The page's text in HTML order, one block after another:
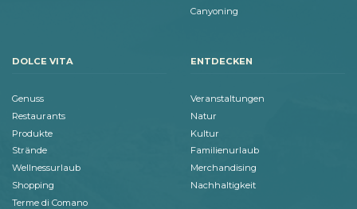
Canyoning
DOLCE VITA
Genuss
Restaurants
Produkte
Strände
Wellnessurlaub
Shopping
Terme di Comano
ENTDECKEN
Veranstaltungen
Natur
Kultur
Familienurlaub
Merchandising
Nachhaltigkeit